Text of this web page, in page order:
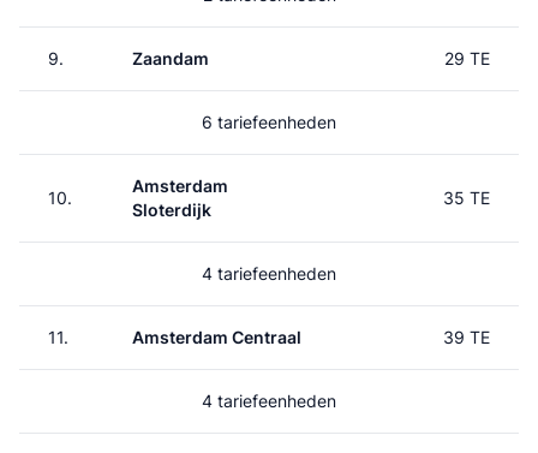
9. Zaandam 29 TE
6 tariefeenheden
10.
Amsterdam
Sloterdijk
35 TE
4 tariefeenheden
11. Amsterdam Centraal 39 TE
4 tariefeenheden